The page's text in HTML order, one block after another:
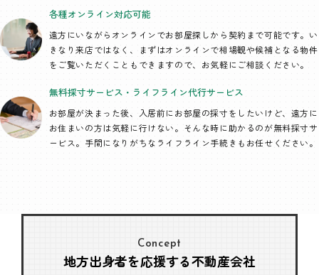
各種オンライン対応可能
遠方にいながらオンラインでお部屋探しから契約まで可能です。い
きなり来店ではなく、まずはオンラインで相場観や候補となる物件
をご覧いただくこともできますので、お気軽にご相談ください。
無料採寸サービス・ ライフライン代行サービス
お部屋が決まった後、入居前にお部屋の採寸をしたいけど、遠方に
お住まいの方は気軽に行けない。そんな時に助かるのが無料採寸サ
ービス。手間になりがちなライフライン手続きもお任せください。
Concept
地方出身者を応援する不動産会社